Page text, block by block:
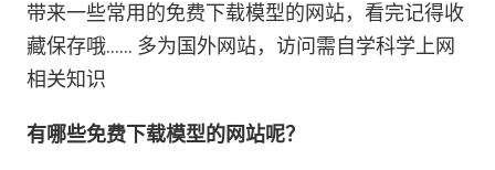
带来一些常用的免费下载模型的网站，看完记得收
藏保存哦…… 多为国外网站，访问需自学科学上网
相关知识
有哪些免费下载模型的网站呢？